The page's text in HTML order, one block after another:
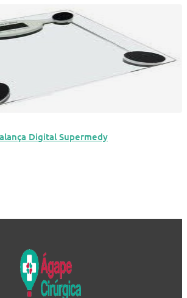
Digital Supermedy